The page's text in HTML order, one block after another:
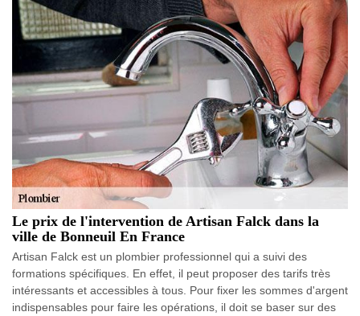
Le prix de l'intervention de Artisan Falck dans la
ville de Bonneuil En France
Artisan Falck est un plombier professionnel qui a suivi des
formations spécifiques. En effet, il peut proposer des tarifs très
intéressants et accessibles à tous. Pour fixer les sommes d'argent
indispensables pour faire les opérations, il doit se baser sur des